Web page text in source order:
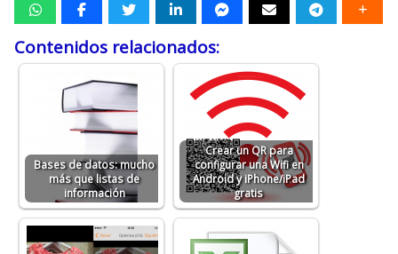
Contenidos relacionados:
Bases de datos: mucho
más que listas de
información
Crear un QR para
configurar una Wifi en
Android y iPhone/iPad
gratis